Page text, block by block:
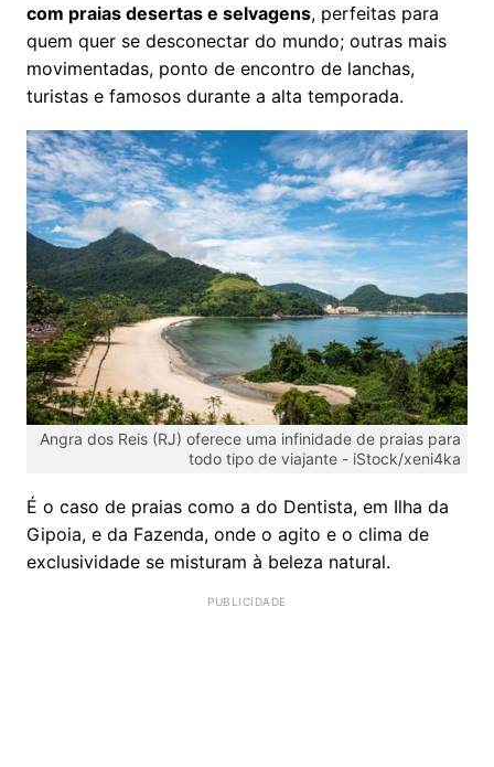
com praias desertas e selvagens, perfeitas para
quem quer se desconectar do mundo; outras mais
movimentadas, ponto de encontro de lanchas,
turistas e famosos durante a alta temporada.
Angra dos Reis (RJ) oferece uma infinidade de praias para
todo tipo de viajante - iStock/xeni4ka
É o caso de praias como a do Dentista, em Ilha da
Gipoia, e da Fazenda, onde o agito e o clima de
exclusividade se misturam à beleza natural.